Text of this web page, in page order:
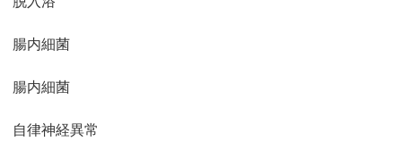
腸内細菌
腸内細菌
自律神経異常